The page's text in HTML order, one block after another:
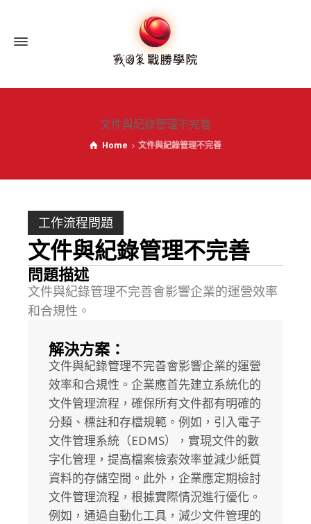
文件與紀錄管理不完善
Home 文件與紀錄管理不完善
工作流程問題
文件與紀錄管理不完善
問題描述
文件與紀錄管理不完善會影響企業的運營效率
和合規性。
解決方案：
文件與紀錄管理不完善會影響企業的運營
效率和合規性。企業應首先建立系統化的
文件管理流程，確保所有文件都有明確的
分類、標註和存檔規範。例如，引入電子
文件管理系統（EDMS），實現文件的數
字化管理，提高檔案檢索效率並減少紙質
資料的存儲空間。此外，企業應定期檢討
文件管理流程，根據實際情況進行優化。
例如，通過自動化工具，減少文件管理的